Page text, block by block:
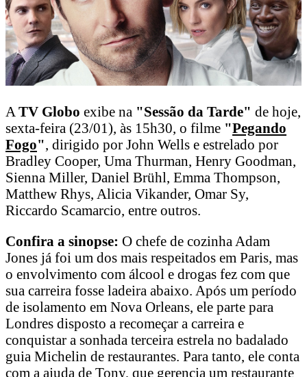
A TV Globo exibe na "Sessão da Tarde" de hoje,
sexta-feira (23/01), às 15h30, o filme "Pegando
Fogo", dirigido por John Wells e estrelado por
Bradley Cooper, Uma Thurman, Henry Goodman,
Sienna Miller, Daniel Brühl, Emma Thompson,
Matthew Rhys, Alicia Vikander, Omar Sy,
Riccardo Scamarcio, entre outros.
Confira a sinopse: O chefe de cozinha Adam
Jones já foi um dos mais respeitados em Paris, mas
o envolvimento com álcool e drogas fez com que
sua carreira fosse ladeira abaixo. Após um período
de isolamento em Nova Orleans, ele parte para
Londres disposto a recomeçar a carreira e
conquistar a sonhada terceira estrela no badalado
guia Michelin de restaurantes. Para tanto, ele conta
com a ajuda de Tony, que gerencia um restaurante